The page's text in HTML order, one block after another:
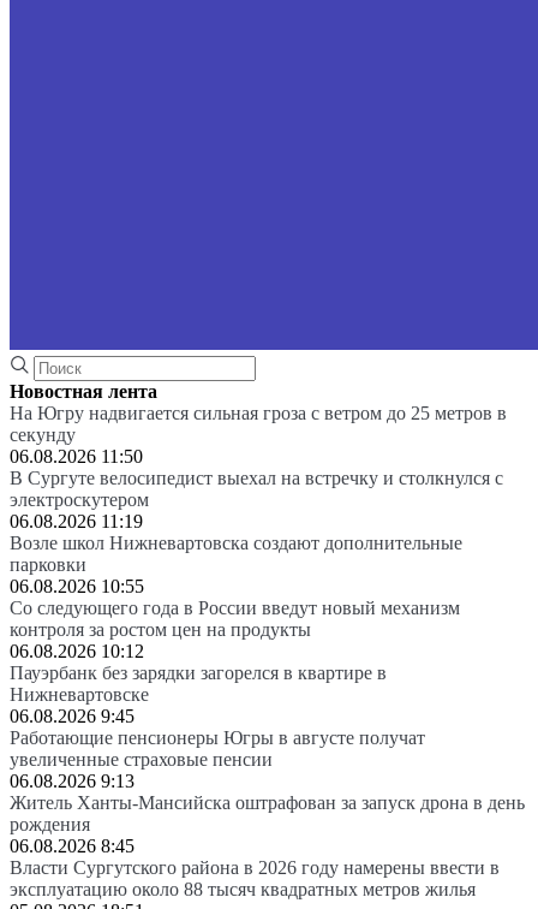
Новостная лента
На Югру надвигается сильная гроза с ветром до 25 метров в
секунду
06.08.2026 11:50
В Сургуте велосипедист выехал на встречку и столкнулся с
электроскутером
06.08.2026 11:19
Возле школ Нижневартовска создают дополнительные
парковки
06.08.2026 10:55
Со следующего года в России введут новый механизм
контроля за ростом цен на продукты
06.08.2026 10:12
Пауэрбанк без зарядки загорелся в квартире в
Нижневартовске
06.08.2026 9:45
Работающие пенсионеры Югры в августе получат
увеличенные страховые пенсии
06.08.2026 9:13
Житель Ханты-Мансийска оштрафован за запуск дрона в день
рождения
06.08.2026 8:45
Власти Сургутского района в 2026 году намерены ввести в
эксплуатацию около 88 тысяч квадратных метров жилья